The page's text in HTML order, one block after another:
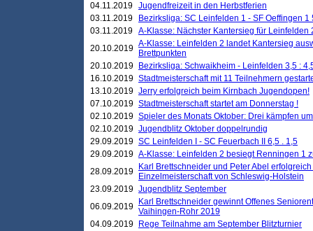
04.11.2019 Jugendfreizeit in den Herbstferien
03.11.2019
Bezirksliga: SC Leinfelden 1 - SF Oeffingen 1
03.11.2019 A-Klasse: Nächster Kantersieg für Leinfelden
20.10.2019 A-Klasse: Leinfelden 2 landet Kantersieg
Brettpunkten
20.10.2019
Bezirksliga: Schwaikheim - Leinfelden 3,5 :
16.10.2019 Stadtmeisterschaft mit 11 Teilnehmern
13.10.2019 Jerry erfolgreich beim Kirnbach Jugendopen!
07.10.2019 Stadtmeisterschaft startet am Donnerstag !
02.10.2019 Spieler des Monats Oktober: Drei kämpfen
02.10.2019 Jugendblitz Oktober doppelrundig
29.09.2019 SC Leinfelden I - SC Feuerbach II 6,5 . 1,5
29.09.2019 A-Klasse: Leinfelden 2 besiegt Renningen 1
28.09.2019
Karl Brettschneider und Peter Abel
Einzelmeisterschaft von Schleswig-Holstein
23.09.2019 Jugendblitz September
06.09.2019
Karl Brettschneider gewinnt Offenes
Vaihingen-Rohr 2019
04.09.2019
Rege Teilnahme am September Blitzturnier